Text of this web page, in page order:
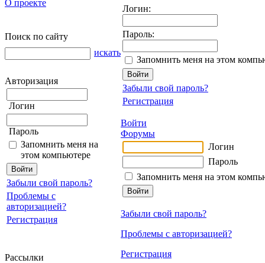
О проекте
Поиск по сайту
искать
Авторизация
Логин
Пароль
Запомнить меня на
этом компьютере
Забыли свой пароль?
Проблемы с
авторизацией?
Регистрация
Рассылки
Логин:
Пароль:
Запомнить меня на этом
Забыли свой пароль?
Регистрация
Войти
Форумы
Логин
Пароль
Запомнить меня на этом
Забыли свой пароль?
Проблемы с авторизацией?
Регистрация